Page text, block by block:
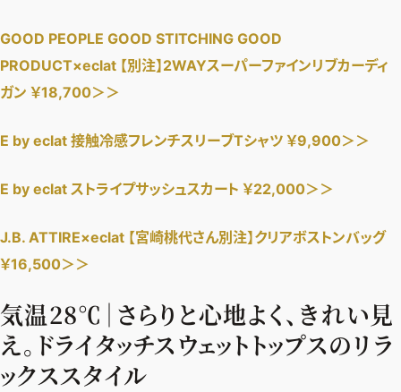
GOOD PEOPLE GOOD STITCHING GOOD
PRODUCT×eclat 【別注】2WAYスーパーファインリブカーディ
ガン ￥18,700＞＞
E by eclat 接触冷感フレンチスリーブTシャツ ￥9,900＞＞
E by eclat ストライプサッシュスカート ￥22,000＞＞
J.B. ATTIRE×eclat 【宮崎桃代さん別注】クリアボストンバッグ
￥16,500＞＞
気温28℃｜さらりと心地よく、きれい見
え。ドライタッチスウェットトップスのリラ
ックススタイル